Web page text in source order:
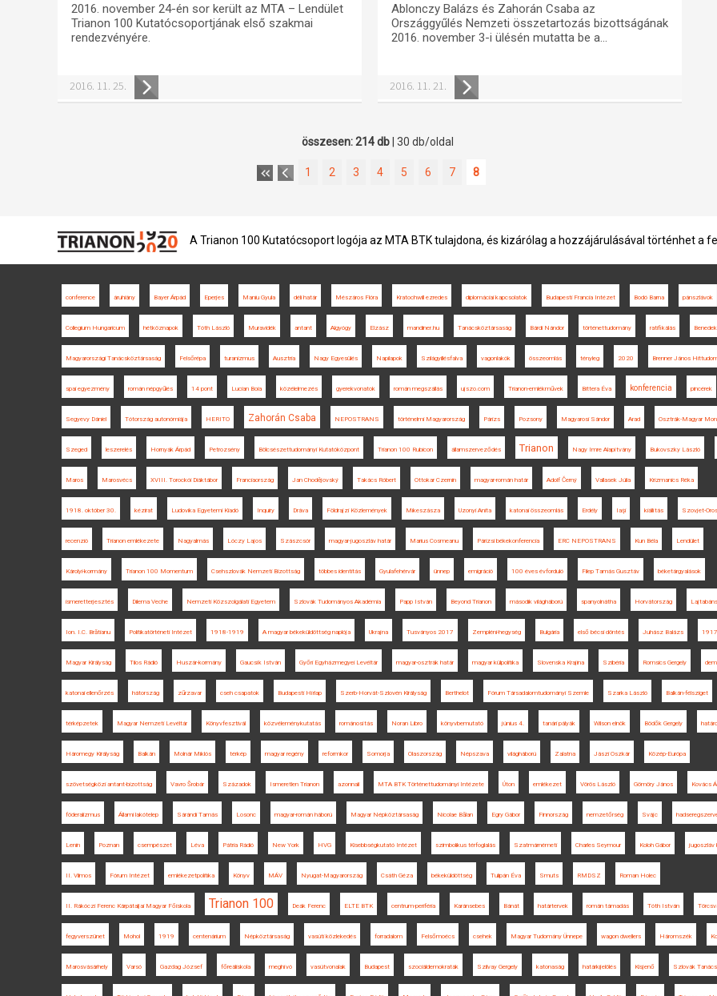
2016. november 24-én sor került az MTA – Lendület
Trianon 100 Kutatócsoportjának első szakmai
rendezvényére.
2016. 11. 25.
Ablonczy Balázs és Zahorán Csaba az
Országgyűlés Nemzeti összetartozás bizottságának
2016. november 3-i ülésén mutatta be a...
2016. 11. 21.
összesen: 214 db | 30 db/oldal
1 2 3 4 5 6 7 8
A Trianon 100 Kutatócsoport logója az MTA BTK tulajdona, és kizárólag a hozzájárulásával történhet a
conference áruhiány Bayer Árpád Eperjes Maniu Gyula déli határ Mészáros Flóra Kratochwill ezredes diplomáciai kapcsolatok Budapesti Francia Intézet Bodó Barna pánszlávok
Collegium Hungaricum hétköznapok Tóth László Muravidék antant Algyógy Elzász mandiner.hu Tanácsköztársaság Bárdi Nándor történettudomány ratifikálás
Magyarországi Tanácsköztársaság Felsőrépa turanizmus Ausztria Nagy Egyesülés Napilapok Szilágyillésfalva vagonlakók összeomlás tényleg 2020 Brenner János
spai egyezmény román népgyűlés 14 pont Lucian Boia közélelmezés gyerekvonatok román megszállás ujszo.com Trianon-emlékművek Bittera Éva konferencia pincérek
Segyevy Dániel Tótország autonómiája HERITO Zahorán Csaba NEPOSTRANS történelmi Magyarország Párizs Pozsony Magyarosi Sándor Arad Osztrák-Magyar
Szeged leszerelés Hornyák Árpád Petrozsény Bölcsészettudományi Kutatóközpont Trianon 100 Rubicon államszerveződés Trianon Nagy Imre Alapítvány Bukovszky László
Maros Marosvécs XVIII. Torockói Diáktábor Franciaország Jan Chodějovský Takács Róbert Ottokar Czernin magyar-román határ Adolf Černý Vallasek Júlia Krizmanics Réka
1918. október 30. kézirat Ludovika Egyetemi Kiadó Inquiry Dráva Földrajzi Közlemények Mikeszásza Uzonyi Anita katonai összeomlás Erdély Iaşi kiállítás Szovjet-
recenzió Trianon emlékezete Nagyalmás Lóczy Lajos Szászcsór magyar-jugoszláv határ Marius Cosmeanu Párizsi békekonferencia ERC NEPOSTRANS Kun Béla Lendület
Károlyi-kormány Trianon 100 Momentum Csehszlovák Nemzeti Bizottság többes identitás Gyulafehérvár ünnep emigráció 100 éves évforduló Filep Tamás Gusztáv béketárgyalások
ismeretterjesztés Dilema Veche Nemzeti Közszolgálati Egyetem Szlovák Tudományos Akadémia Papp István Beyond Trianon második világháború spanyolnátha Horvátország
Ion. I.C. Brătianu Politikatörténeti Intézet 1918-1919 A magyar békeküldöttség naplója Ukrajna Tusványos 2017 Zempléni-hegység Bulgária első bécsi döntés Juhász Balázs 1917
Magyar Királyság Tilos Rádió Huszár-kormány Gaucsík István Győri Egyházmegyei Levéltár magyar-osztrák határ magyar külpolitika Slovenska Krajina Szibéria Romsics Gergely
katonai ellenőrzés hátország zűrzavar cseh csapatok Budapesti Hírlap Szerb-Horvát-Szlovén Királyság Berthelot Fórum Társadalomtudományi Szemle Szarka László Balkán-félsziget
térképzetek Magyar Nemzeti Levéltár Könyvfesztivál közvéleménykutatás románosítás Noran Libro könyvbemutató június 4. tanári pályák Wilson elnök Bödők Gergely
Háromegy Királyság Balkán Molnár Miklós térkép magyar regény reformkor Somorja Olaszország Népszava világháború Zalatna Jászi Oszkár Közép-Európa
szövetségközi antant-bizottság Vavro Šrobár Századok Ismeretlen Trianon azonnali MTA BTK Történettudományi Intézete Úton emlékezet Vörös László Gömöry János Kovács
föderalizmus Állami lakótelep Sárándi Tamás Losonc magyar-román háború Magyar Népköztársaság Nicolae Bălan Egry Gábor Finnország nemzetőrség Svájc
Lenin Poznan csempészet Léva Pátria Rádió New York HVG Kisebbségkutató Intézet szimbolikus térfoglalás Szatmárnémeti Charles Seymour Koloh Gábor jugoszláv
II. Vilmos Fórum Intézet emlékezetpolitika Könyv MÁV Nyugat-Magyarország Csáth Géza békeküldöttség Tulipán Éva Smuts RMDSZ Roman Holec
II. Rákóczi Ferenc Kárpátaljai Magyar Főiskola Trianon 100 Deák Ferenc ELTE BTK centrum-periféria Karánsebes Bánát határtervek román támadás Tóth István
fegyverszünet Mohol 1919 centenárium Népköztársaság vasúti közlekedés forradalom Felsőmoécs csehek Magyar Tudomány Ünnepe wagon dwellers Háromszék
Marosvásárhely Varsó Gazdag József főreáliskola meghívó vasútvonalak Budapest szociáldemokraták Szilvay Gergely katonaság határkijelölés Kisjenő Szlovák